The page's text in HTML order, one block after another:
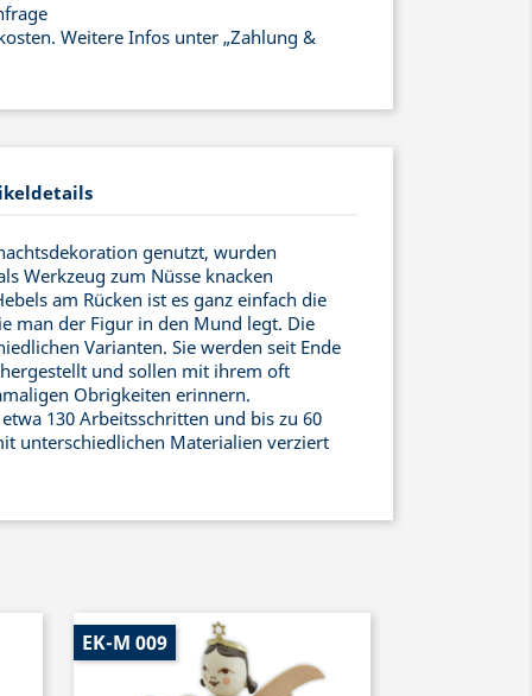
Weitere Infos unter „Zahlung &
genutzt, wurden
Werkzeug zum Nüsse knacken
am Rücken ist es ganz einfach die
man der Figur in den Mund legt. Die
Varianten. Sie werden seit Ende
und sollen mit ihrem oft
Obrigkeiten erinnern.
130 Arbeitsschritten und bis zu 60
unterschiedlichen Materialien verziert
EK-M 009